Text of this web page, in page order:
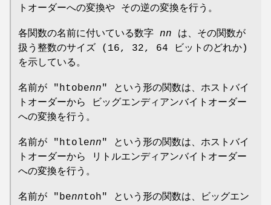
トオーダーへの変換や その逆の変換を行う。
各関数の名前に付いている数字 nn は、その関数が
扱う整数のサイズ (16, 32, 64 ビットのどれか)
を示している。
名前が "htobenn" という形の関数は、ホストバイ
トオーダーから ビッグエンディアンバイトオーダー
への変換を行う。
名前が "htolenn" という形の関数は、ホストバイ
トオーダーから リトルエンディアンバイトオーダー
への変換を行う。
名前が "benntoh" という形の関数は、ビッグエン